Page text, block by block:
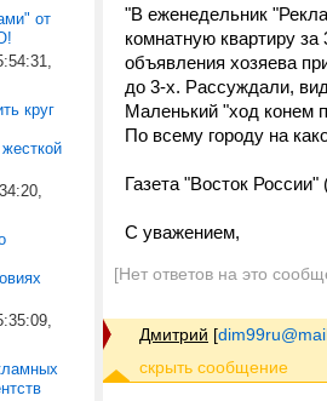
от
круг
"В еженедельник
комнатную квартиру
объявления хозяева
до 3-х. Рассуждали,
Маленький "ход конем
По всему городу на
Газета "Восток России"
C уважением,
[Нет ответов на это
Дмитрий [